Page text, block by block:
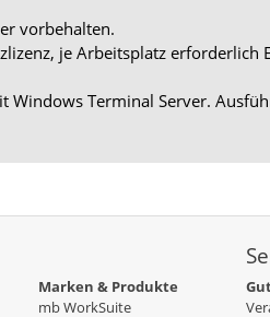
vorbehalten.
je Arbeitsplatz erforderlich
Windows Terminal Server.
Marken & Produkte
mb WorkSuite